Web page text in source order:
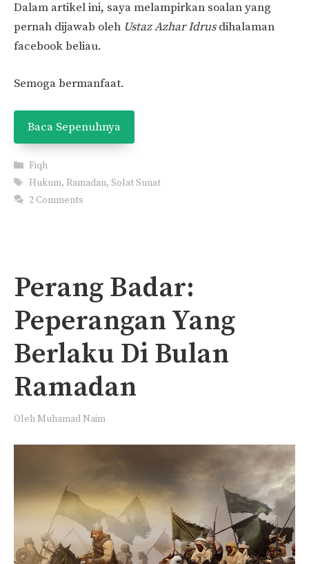
Dalam artikel ini, saya melampirkan soalan yang
pernah dijawab oleh Ustaz Azhar Idrusdihalaman
facebook beliau.
Semoga bermanfaat.
Baca Sepenuhnya
Categories
Fiqh
Tags
Hukum,Ramadan, Solat Sunat
2 Comments
Perang Badar:
Peperangan Yang
Berlaku Di Bulan
Ramadan
OlehMuhamad Naim